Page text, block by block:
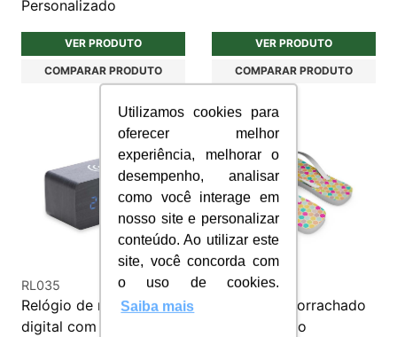
Utilizamos cookies para
oferecer melhor
experiência, melhorar o
desempenho, analisar
como você interage em
nosso site e personalizar
conteúdo. Ao utilizar este
site, você concorda com
o uso de cookies.
Saiba mais
Personalizado
VER PRODUTO
COMPARAR PRODUTO
VER PRODUTO
COMPARAR PRODUTO
RL035
Relógio de madeira
digital com carregador
CH001
Chinelo Emborrachado
Personalizado